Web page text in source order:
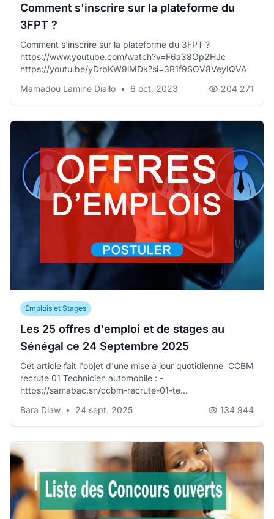
Comment s'inscrire sur la plateforme du
3FPT ?
Comment s'inscrire sur la plateforme du 3FPT ?
https://www.youtube.com/watch?v=F6a38Op2HJc
https://youtu.be/yDrbKW9lMDk?si=3B1f9SOV8VeyIQVA
Mamadou Lamine Diallo • 6 oct. 2023 204 271
Emplois et Stages
Les 25 offres d'emploi et de stages au
Sénégal ce 24 Septembre 2025
Cet article fait l'objet d'une mise à jour quotidienne CCBM
recrute 01 Technicien automobile : -
https://samabac.sn/ccbm-recrute-01-te...
Bara Diaw • 24 sept. 2025 134 944